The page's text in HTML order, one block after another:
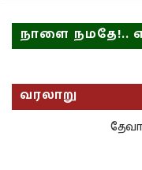
நாளை நமதே!..
வரலாறு